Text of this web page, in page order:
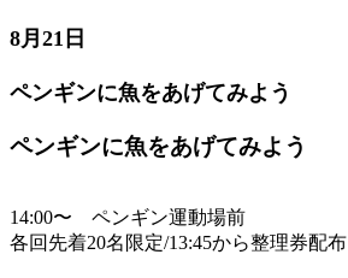
8月21日
ペンギンに魚をあげてみよう
ペンギンに魚をあげてみよう
14:00〜 ペンギン運動場前
各回先着20名限定/13:45から整理券配布